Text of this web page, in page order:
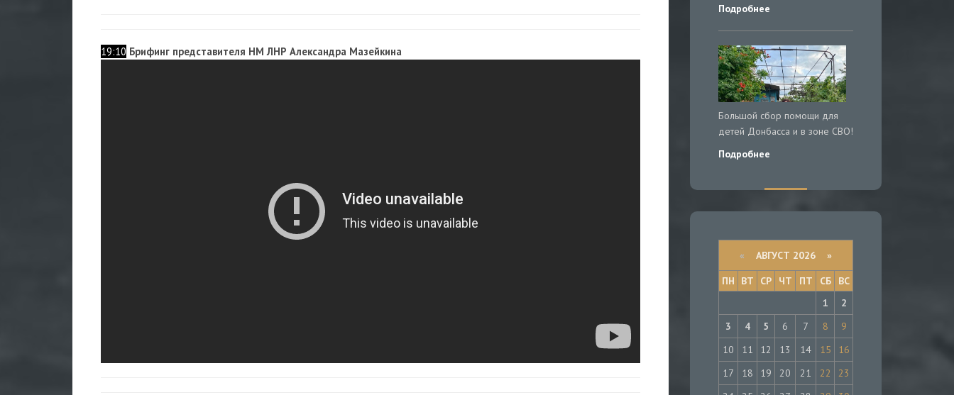
19:10 Брифинг представителя НМ ЛНР Александра Мазейкина
Подробнее
Большой сбор помощи для
детей Донбасса и в зоне СВО!
Подробнее
« АВГУСТ 2026 »
ПН
ВТ СР ЧТ ПТ СБ
ВС
1
2
3
4 5 6 7 8
9
10
11 12 13 14 15
16
17
18 19 20 21 22
23